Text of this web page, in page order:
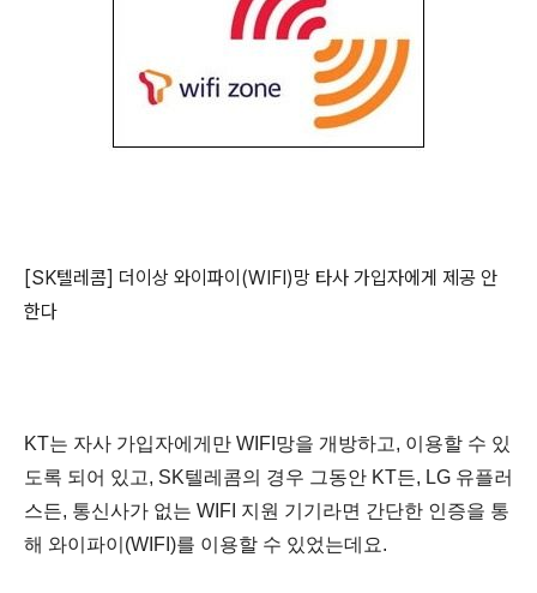
[SK텔레콤] 더이상 와이파이(WIFI)망 타사 가입자에게 제공 안
한다
KT는 자사 가입자에게만 WIFI망을 개방하고, 이용할 수 있
도록 되어 있고, SK텔레콤의 경우 그동안 KT든, LG 유플러
스든, 통신사가 없는 WIFI 지원 기기라면 간단한 인증을 통
해 와이파이(WIFI)를 이용할 수 있었는데요.